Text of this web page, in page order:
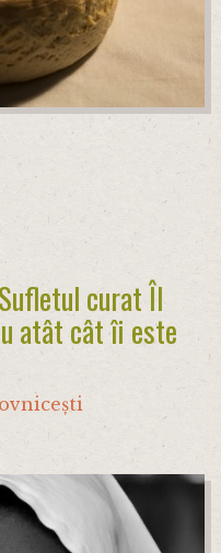
curat Îl
atât cât îi este